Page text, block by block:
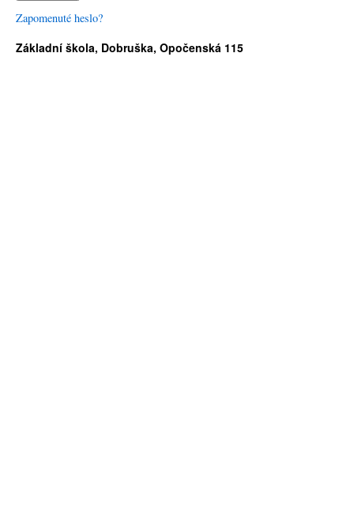
Zapomenuté heslo?
Základní škola, Dobruška, Opočenská 115